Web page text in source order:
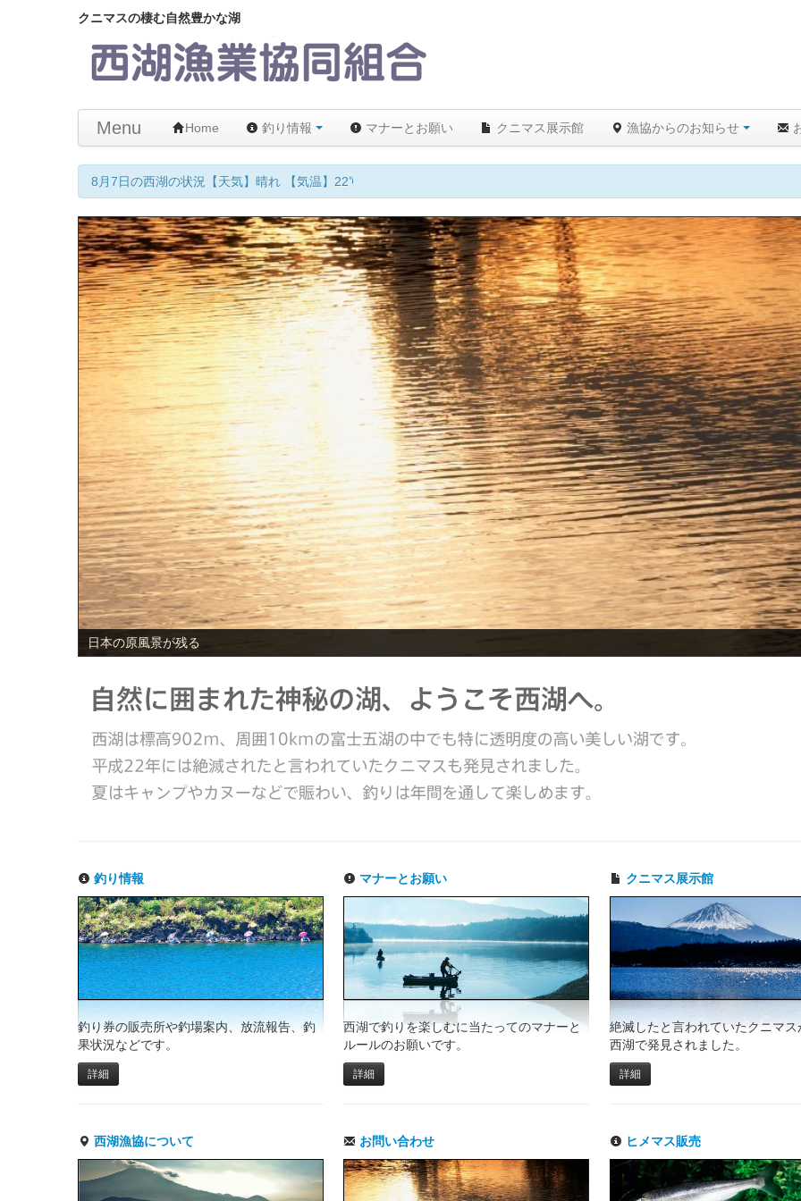
クニマスの棲む自然豊かな湖
Menu Home 釣り情報 マナーとお願い クニマス展示館 漁協からのお知らせ
8月7日の西湖の状況【天気】晴れ 【気温】22℃ 【水温】26℃
日本の原風景が残る
釣り情報
釣り券の販売所や釣場案内、放流報告、釣
果状況などです。
詳細
マナーとお願い
西湖で釣りを楽しむに当たってのマナーと
ルールのお願いです。
詳細
クニマス展示館
絶滅したと言われていたクニマ
西湖で発見されました。
詳細
西湖漁協について お問い合わせ ヒメマス販売